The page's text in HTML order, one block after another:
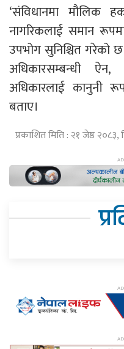
‘संविधानमा
नागरिकलाई समान
उपभोग सुनिश्चित गरेको
अधिकारसम्बन्धी
अधिकारलाई कानुनी
बताए।
प्रकाशित मिति : २१ जेष्ठ